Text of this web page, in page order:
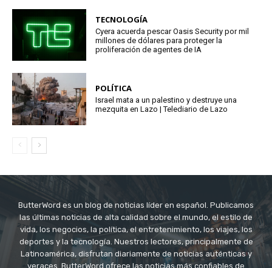
TECNOLOGÍA
Cyera acuerda pescar Oasis Security por mil
millones de dólares para proteger la
proliferación de agentes de IA
POLÍTICA
Israel mata a un palestino y destruye una
mezquita en Lazo | Telediario de Lazo
ButterWord es un blog de noticias líder en español. Publicamos
las últimas noticias de alta calidad sobre el mundo, el estilo de
vida, los negocios, la política, el entretenimiento, los viajes, los
deportes y la tecnología. Nuestros lectores, principalmente de
Latinoamérica, disfrutan diariamente de noticias auténticas y
veraces. ButterWord ofrece las noticias más confiables de